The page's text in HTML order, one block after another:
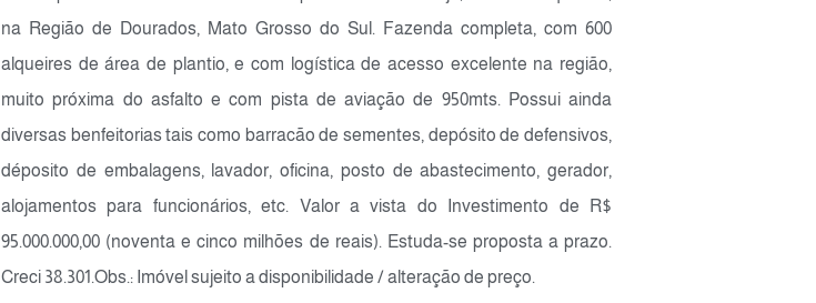
na Região de Dourados, Mato Grosso do Sul. Fazenda completa, com 600
alqueires de área de plantio, e com logística de acesso excelente na região,
muito próxima do asfalto e com pista de aviação de 950mts. Possui ainda
diversas benfeitorias tais como barracão de sementes, depósito de defensivos,
déposito de embalagens, lavador, oficina, posto de abastecimento, gerador,
alojamentos para funcionários, etc. Valor a vista do Investimento de R$
95.000.000,00 (noventa e cinco milhões de reais). Estuda-se proposta a prazo.
Creci 38.301.Obs.: Imóvel sujeito a disponibilidade / alteração de preço.